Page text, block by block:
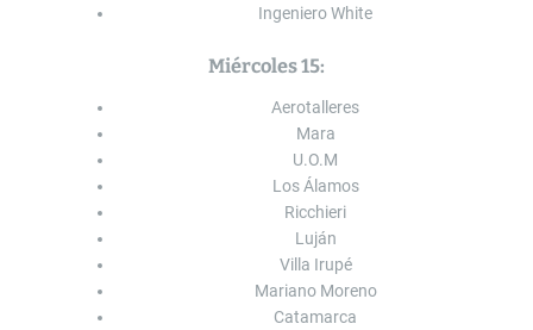
Ingeniero White
Miércoles 15:
Aerotalleres
Mara
U.O.M
Los Álamos
Ricchieri
Luján
Villa Irupé
Mariano Moreno
Catamarca